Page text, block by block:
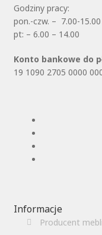
Godziny pracy:
pon.-czw. – 7.00-15.00
pt: – 6.00 – 14.00
Konto bankowe do
19 1090 2705 0000
Informacje
Producent